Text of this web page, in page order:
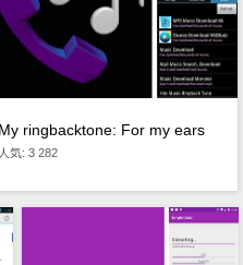
My ringbacktone: For my ears
人気: 3 282